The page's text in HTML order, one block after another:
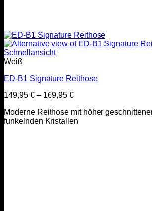
Schnellansicht
Weiß
ED-B1 Signature Reithose
149,95 € – 169,95 €
Moderne Reithose mit höher
funkelnden Kristallen